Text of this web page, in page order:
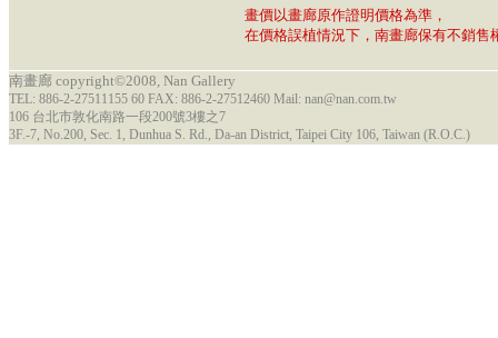
畫價以畫廊原作證明價格為準，
在價格誤植情況下，南畫廊保有不銷售
南畫廊 copyright©2008, Nan Gallery
TEL: 886-2-27511155 60 FAX: 886-2-27512460 Mail: nan@nan.com.tw
106 台北市敦化南路一段200號3樓之7
3F.-7, No.200, Sec. 1, Dunhua S. Rd., Da-an District, Taipei City 106, Taiwan (R.O.C.)